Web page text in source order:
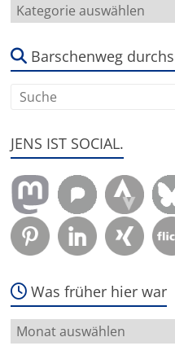
Hier
geht
um:Barschenweg
JENS IST SOCIAL.
Was früher hier war
Was
früher